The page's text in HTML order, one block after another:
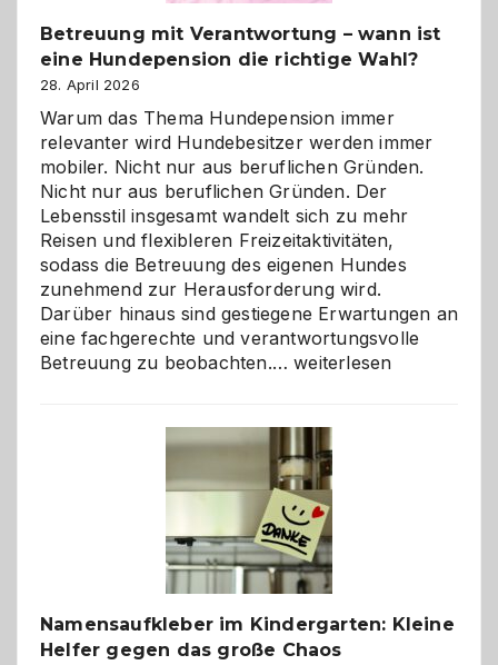
Betreuung mit Verantwortung – wann ist
eine Hundepension die richtige Wahl?
28. April 2026
Warum das Thema Hundepension immer
relevanter wird Hundebesitzer werden immer
mobiler. Nicht nur aus beruflichen Gründen.
Nicht nur aus beruflichen Gründen. Der
Lebensstil insgesamt wandelt sich zu mehr
Reisen und flexibleren Freizeitaktivitäten,
sodass die Betreuung des eigenen Hundes
zunehmend zur Herausforderung wird.
Darüber hinaus sind gestiegene Erwartungen an
eine fachgerechte und verantwortungsvolle
Betreuung zu beobachten.…Betreuung
wann
ist
eine
Hundepension
die
richtige
weiterlesen
Namensaufkleber im Kindergarten: Kleine
Helfer gegen das große Chaos